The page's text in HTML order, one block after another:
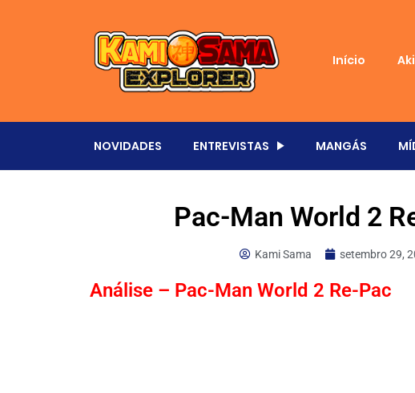
Início
NOVIDADES ENTREVISTAS MANGÁS
Pac-Man World 2
Kami Sama setembro 29,
Análise – Pac-Man World 2 Re-Pac